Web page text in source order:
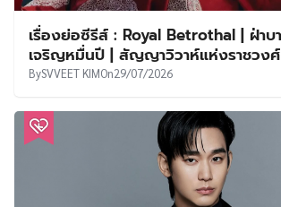
เรื่องย่อซีรีส์ : Royal Betrothal | ฝ่าบ
เจริญหมื่นปี | สัญญาวิวาห์แห่งราชวง
BySVVEET KIMOn29/07/2026